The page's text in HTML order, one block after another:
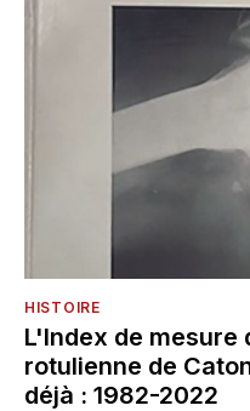
HISTOIRE
L'Index de mesure
rotulienne de
déjà : 1982-2022